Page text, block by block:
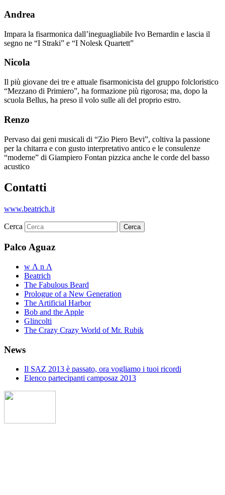
Andrea
Impara la fisarmonica dall’ineguagliabile Ivo Bernardin e lascia il
segno ne “I Straki” e “I Nolesk Quartett”
Nicola
Il più giovane dei tre e attuale fisarmonicista del gruppo folcloristico
“Mezzano di Primiero”, ha formazione più rigorosa; ma, dopo la
scuola Bellus, ha preso il volo sulle ali del proprio estro.
Renzo
Pervaso dai geni musicali di “Zio Piero Bevi”, coltiva la passione
per la chitarra e con gusto interpretativo antico e le consulenze
“moderne” di Giampiero Fontan pizzica anche le corde del basso
acustico
Contatti
www.beatrich.it
Cerca
Palco Aguaz
w Λ n Λ
Beatrich
The Fabulous Beard
Prologue of a New Generation
The Artificial Harbor
Bob and the Apple
Glincolti
The Crazy Crazy World of Mr. Rubik
News
Il SAZ 2013 è passato, ora vogliamo i tuoi ricordi
Elenco partecipanti camposaz 2013